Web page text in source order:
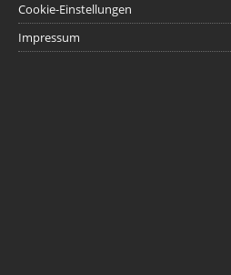
Cookie-Einstellungen
Impressum